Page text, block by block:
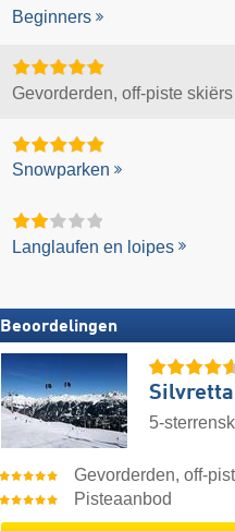
Beginners
Gevorderden, off-piste skiërs
Snowparken
Langlaufen en loipes
Beoordelingen
5-
Gevorderden, off-
Pisteaanbod